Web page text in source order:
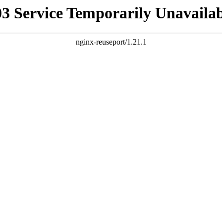
Service Temporarily
nginx-reuseport/1.21.1